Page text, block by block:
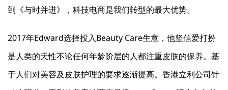
到《与时并进》，科技电商是我们转型的最大优势。
2017年Edward选择投入Beauty Care生意，他坚信爱打扮
是人类的天性不论任何年龄阶层的人都注重皮肤的保养。基
于人们对美容及皮肤护理的要求逐渐提高。香港立利公司针